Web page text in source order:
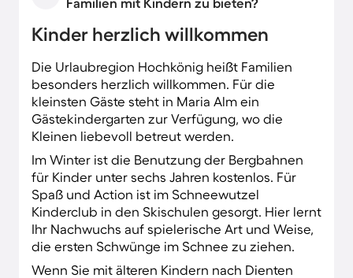
Kinder herzlich willkommen
Die Urlaubregion Hochkönig heißt Familien
besonders herzlich willkommen. Für die
kleinsten Gäste steht in Maria Alm ein
Gästekindergarten zur Verfügung, wo die
Kleinen liebevoll betreut werden.
Im Winter ist die Benutzung der Bergbahnen
für Kinder unter sechs Jahren kostenlos. Für
Spaß und Action ist im Schneewutzel
Kinderclub in den Skischulen gesorgt. Hier lernt
Ihr Nachwuchs auf spielerische Art und Weise,
die ersten Schwünge im Schnee zu ziehen.
Wenn Sie mit älteren Kindern nach Dienten